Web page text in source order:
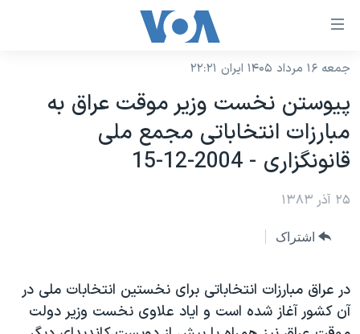
لینکهای
دسترسی
جهش
به
محتوای
اصلی
به
صفحه
به
جستجو
نسخه سبک وب‌سایت
موضوع ها
ایران
آمریکا
جهان
گزیده‌ها
ویژه برنامه‌ها
برنامه های تلویزیونی
جدول برنامه ها
صفحه‌های ویژه
عملیات خشم حماسی
۲۵۰سالگی آمریکا
پخش رادیویی
جمعه ۱۶ مرداد ۱۴۰۵ ایران ۲۲:۲۱
پيوستن نخست وزير موقت عراق به
مبارزات انتخاباتی مجمع ملی
قانونگزاری - 2004-12-15
۲۵ آذر ۱۳۸۳
اشتراک
در عراق مبارزات انتخاباتی برای نخستين انتخابات ملی در
آن کشور آغاز شده است و اياد علاوی نخست وزير دولت